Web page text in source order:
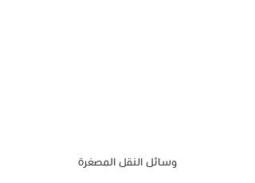
وسائل النقل المصغرة